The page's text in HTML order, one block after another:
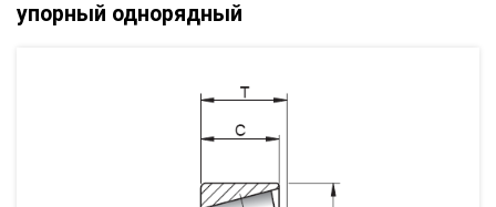
упорный однорядный